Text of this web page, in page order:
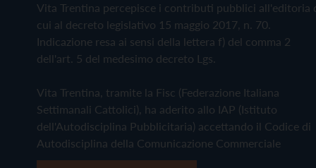
Vita Trentina percepisce i contributi pubblici all'editoria
cui al decreto legislativo 15 maggio 2017, n. 70.
Indicazione resa ai sensi della lettera f) del comma 2
dell'art. 5 del medesimo decreto Lgs.
Vita Trentina, tramite la Fisc (Federazione Italiana
Settimanali Cattolici), ha aderito allo IAP (Istituto
dell'Autodisciplina Pubblicitaria) accettando il Codice di
Autodisciplina della Comunicazione Commerciale